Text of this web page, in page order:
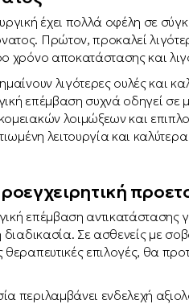
έχει πολλά οφέλη σε
Πρώτον, προκαλεί
χρόνο αποκατάστασης και
λιγότερες ουλές και
επέμβαση συχνά οδηγεί
λοιμώξεων και
λειτουργία και
επέμβαση αντικατάστασης
διαδικασία. Σε ασθενείς με
θεραπευτικές επιλογές, θα
περιλαμβάνει ενδελεχή